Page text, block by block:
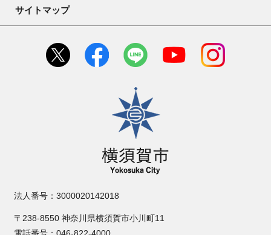
サイトマップ
横須賀市
法人番号：3000020142018
〒238-8550 神奈川県横須賀市小川町11